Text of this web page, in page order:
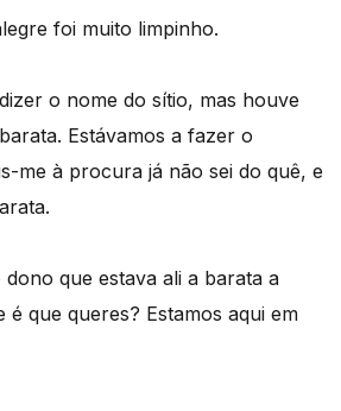
foi muito limpinho.
o nome do sítio, mas houve
Estávamos a fazer o
me à procura já não sei do quê, e
que estava ali a barata a
é que queres? Estamos aqui em